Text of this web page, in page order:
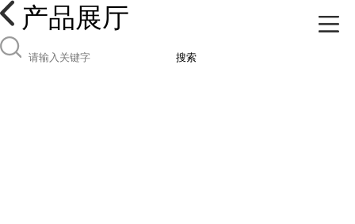
产品展厅
搜索